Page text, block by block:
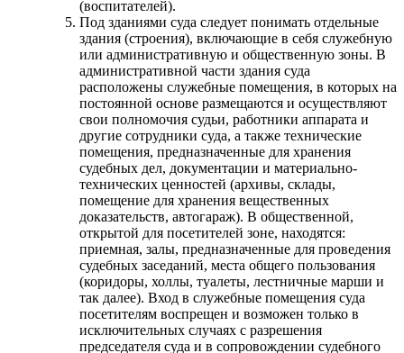
(воспитателей).
Под зданиями суда следует понимать отдельные
здания (строения), включающие в себя служебную
или административную и общественную зоны. В
административной части здания суда
расположены служебные помещения, в которых на
постоянной основе размещаются и осуществляют
свои полномочия судьи, работники аппарата и
другие сотрудники суда, а также технические
помещения, предназначенные для хранения
судебных дел, документации и материально-
технических ценностей (архивы, склады,
помещение для хранения вещественных
доказательств, автогараж). В общественной,
открытой для посетителей зоне, находятся:
приемная, залы, предназначенные для проведения
судебных заседаний, места общего пользования
(коридоры, холлы, туалеты, лестничные марши и
так далее). Вход в служебные помещения суда
посетителям воспрещен и возможен только в
исключительных случаях с разрешения
председателя суда и в сопровождении судебного